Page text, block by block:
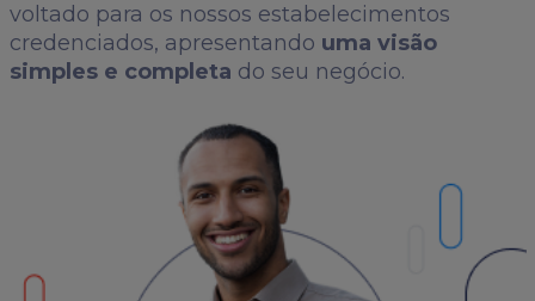
voltado para os nossos estabelecimentos
credenciados, apresentando uma visão
simples e completa do seu negócio.